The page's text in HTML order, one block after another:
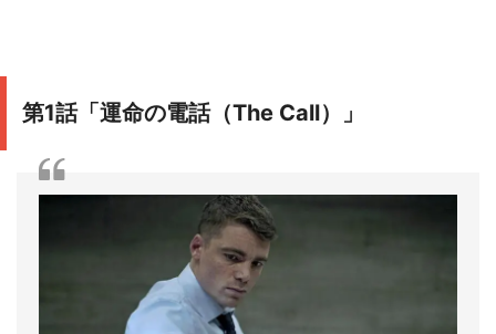
第1話「運命の電話（The Call）」